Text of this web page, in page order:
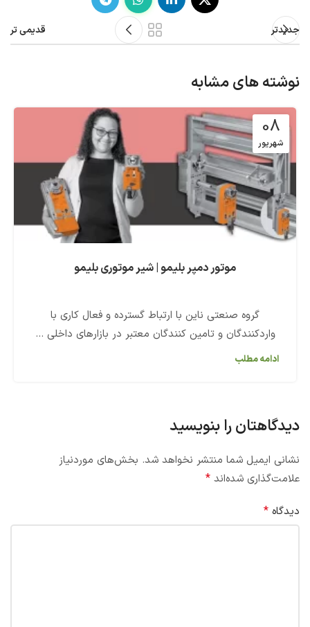
جدیدتر قدیمی تر
نوشته های مشابه
08
شهریور
موتور دمپر بلیمو | شیر موتوری بلیمو
گروه صنعتی ناین با ارتباط گسترده و فعال کاری با
واردکنندگان و تامین کنندگان معتبر در بازارهای داخلی ...
ادامه مطلب
دیدگاهتان را بنویسید
نشانی ایمیل شما منتشر نخواهد شد. بخش‌های موردنیاز
علامت‌گذاری شده‌اند *
دیدگاه *